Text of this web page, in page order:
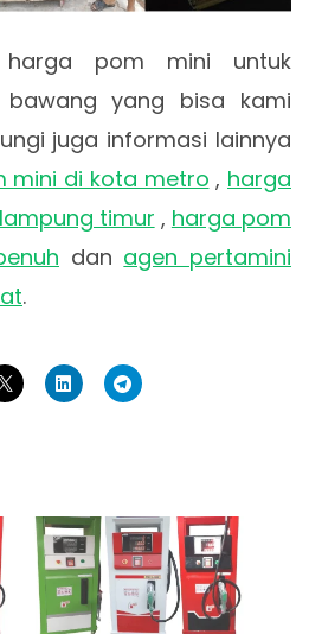
harga pom mini untuk
bawang yang bisa kami
juga informasi lainnya
mini di kota metro , harga
timur , harga pom
dan agen pertamini
.